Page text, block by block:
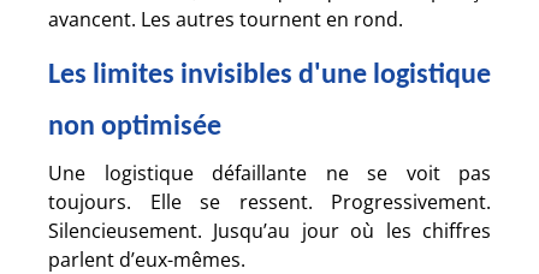
avancent. Les autres tournent en rond.
Les limites invisibles d'une logistique
non optimisée
Une logistique défaillante ne se voit pas
toujours. Elle se ressent. Progressivement.
Silencieusement. Jusqu’au jour où les chiffres
parlent d’eux-mêmes.